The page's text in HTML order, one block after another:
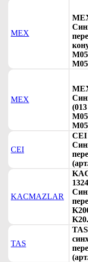
MEX
MEX
CEI
CEI
KACMAZLAR
TAS